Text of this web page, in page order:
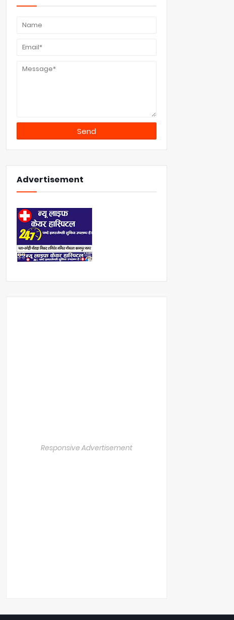
Advertisement
Responsive Advertisement